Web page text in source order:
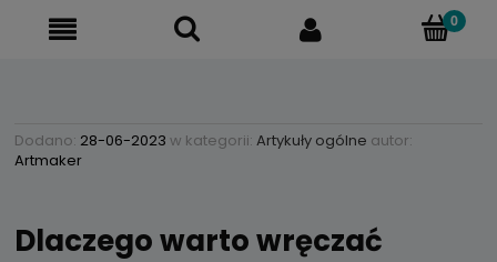
Dodano: 28-06-2023 w kategorii: Artykuły ogólne autor:
Artmaker
Dlaczego warto wręczać